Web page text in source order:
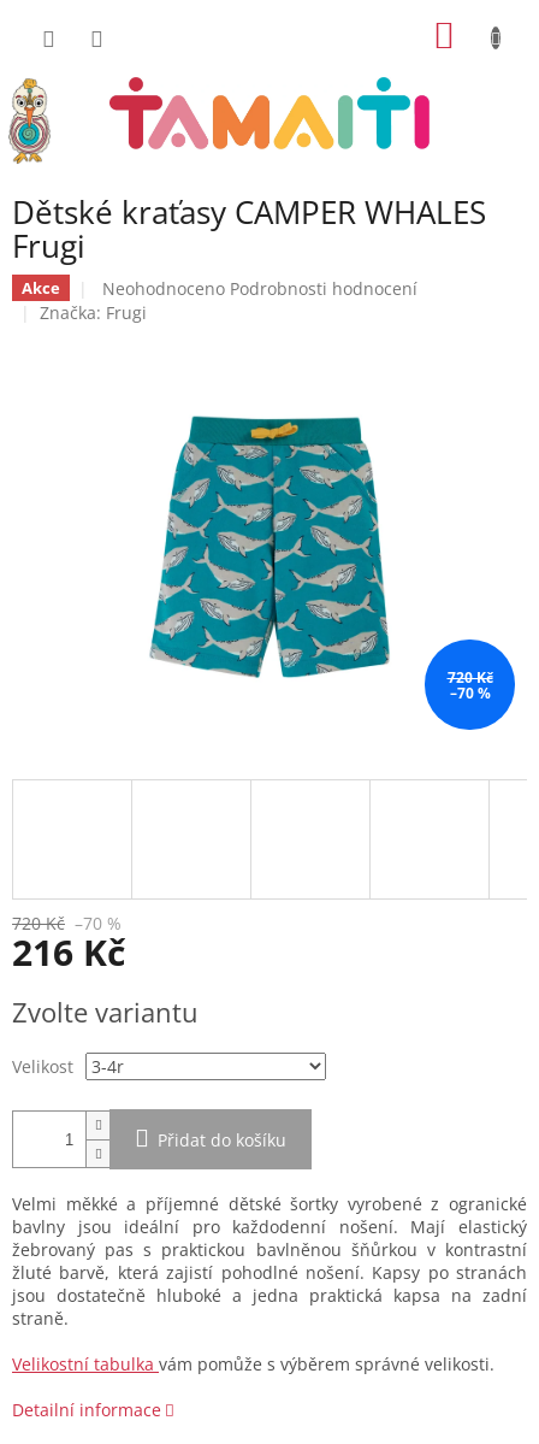
Dětské kraťasy CAMPER WHALES
Frugi
Akce
Průměrné
hodnocení
hvězdiček.
Neohodnoceno Podrobnosti hodnocení
Značka: Frugi
720 Kč
–70 %
720 Kč –70 %
216 Kč
cena:
Zvolte variantu
Velikost
Přidat do košíku
Velmi měkké a příjemné dětské šortky vyrobené z ogranické
bavlny jsou ideální pro každodenní nošení. Mají elastický
žebrovaný pas s praktickou bavlněnou šňůrkou v kontrastní
žluté barvě, která zajistí pohodlné nošení. Kapsy po stranách
jsou dostatečně hluboké a jedna praktická kapsa na zadní
straně.
Velikostní tabulka vám pomůže s výběrem správné velikosti.
Detailní informace